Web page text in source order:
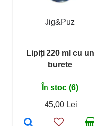
Jig&Puz
Lipiți 220 ml cu un
burete
În stoc (6)
45,00 Lei